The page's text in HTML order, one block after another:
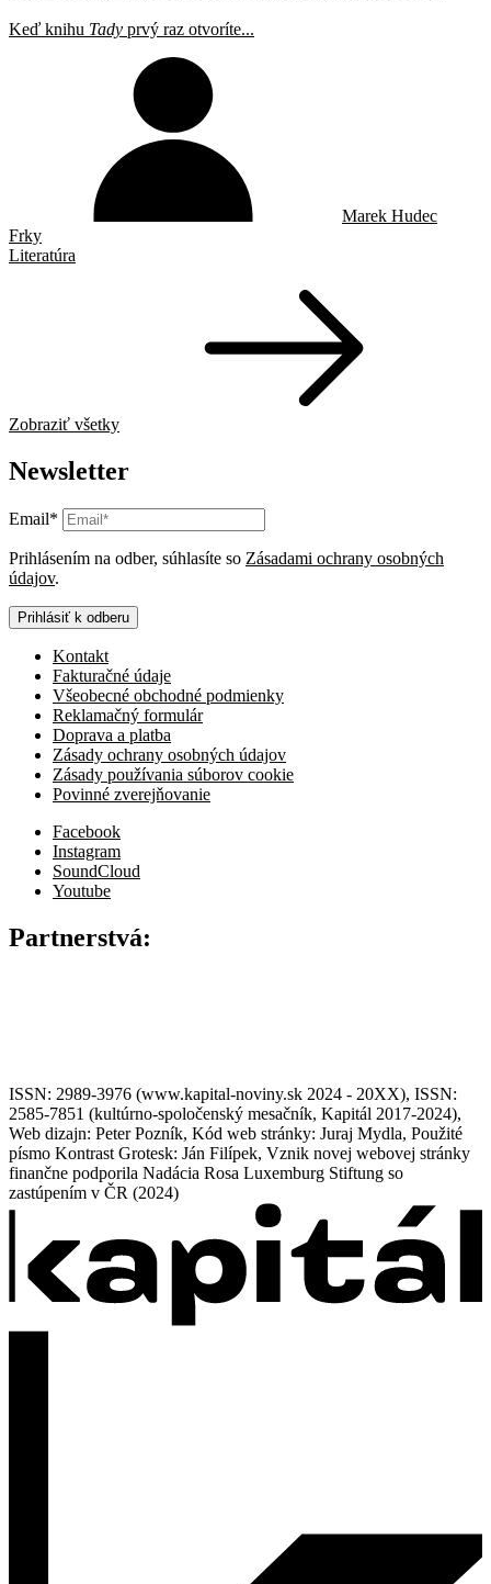
Keď knihu Tady prvý raz otvoríte...
Marek Hudec
Frky
Literatúra
Zobraziť všetky
Newsletter
Email*
Prihlásením na odber, súhlasíte so Zásadami ochrany osobných
údajov.
Prihlásiť k odberu
Kontakt
Fakturačné údaje
Všeobecné obchodné podmienky
Reklamačný formulár
Doprava a platba
Zásady ochrany osobných údajov
Zásady používania súborov cookie
Povinné zverejňovanie
Facebook
Instagram
SoundCloud
Youtube
Partnerstvá:
ISSN: 2989-3976 (www.kapital-noviny.sk 2024 - 20XX), ISSN:
2585-7851 (kultúrno-spoločenský mesačník, Kapitál 2017-2024),
Web dizajn: Peter Pozník, Kód web stránky: Juraj Mydla, Použité
písmo Kontrast Grotesk: Ján Filípek, Vznik novej webovej stránky
finančne podporila Nadácia Rosa Luxemburg Stiftung so
zastúpením v ČR (2024)